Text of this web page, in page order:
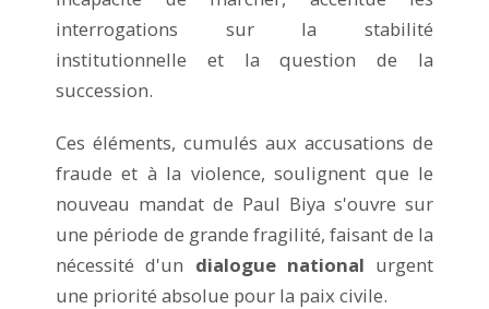
interrogations sur la stabilité
institutionnelle et la question de la
succession.
Ces éléments, cumulés aux accusations de
fraude et à la violence, soulignent que le
nouveau mandat de Paul Biya s'ouvre sur
une période de grande fragilité, faisant de la
nécessité d'un dialogue national urgent
une priorité absolue pour la paix civile.